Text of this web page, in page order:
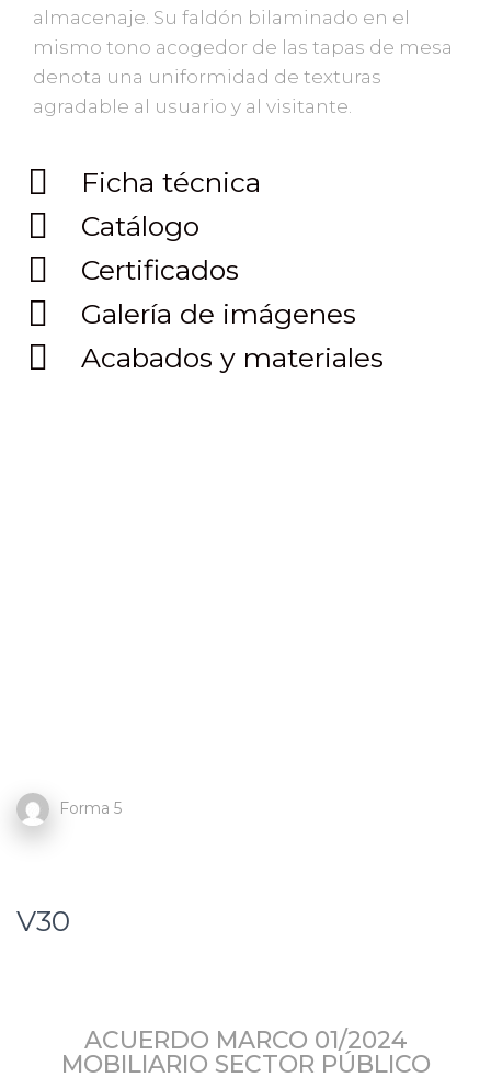
almacenaje. Su faldón bilaminado en el
mismo tono acogedor de las tapas de mesa
denota una uniformidad de texturas
agradable al usuario y al visitante.
Ficha técnica
Catálogo
Certificados
Galería de imágenes
Acabados y materiales
Forma 5
V30
ACUERDO MARCO 01/2024
MOBILIARIO SECTOR PÚBLICO